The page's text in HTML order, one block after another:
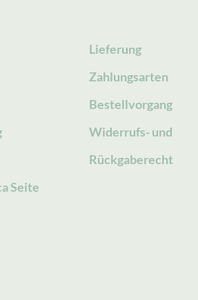
Seite
Lieferung
Zahlungsarten
Bestellvorgang
Widerrufs- und
Rückgaberecht